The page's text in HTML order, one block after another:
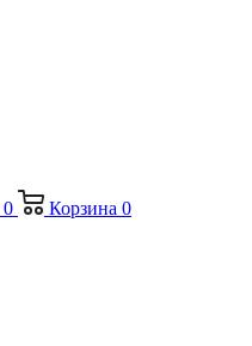
0 Корзина 0